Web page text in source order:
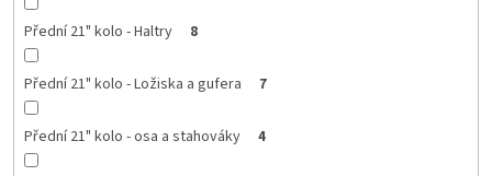
Přední 21" kolo - Haltry 8
Přední 21" kolo - Ložiska a gufera 7
Přední 21" kolo - osa a stahováky 4